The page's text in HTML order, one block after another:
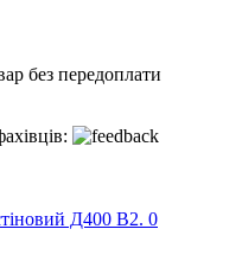
без передоплати